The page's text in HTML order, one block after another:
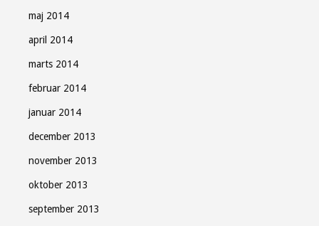
maj 2014
april 2014
marts 2014
februar 2014
januar 2014
december 2013
november 2013
oktober 2013
september 2013